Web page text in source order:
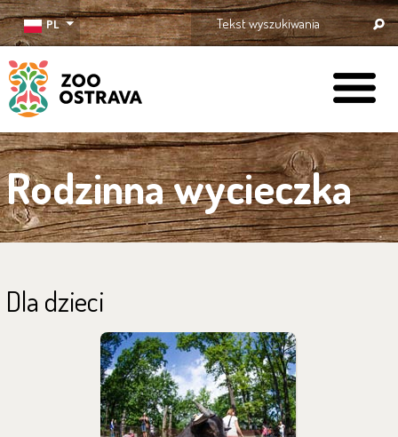
PL
ZOO Ostrava
Rodzinna wycieczka
Dla dzieci